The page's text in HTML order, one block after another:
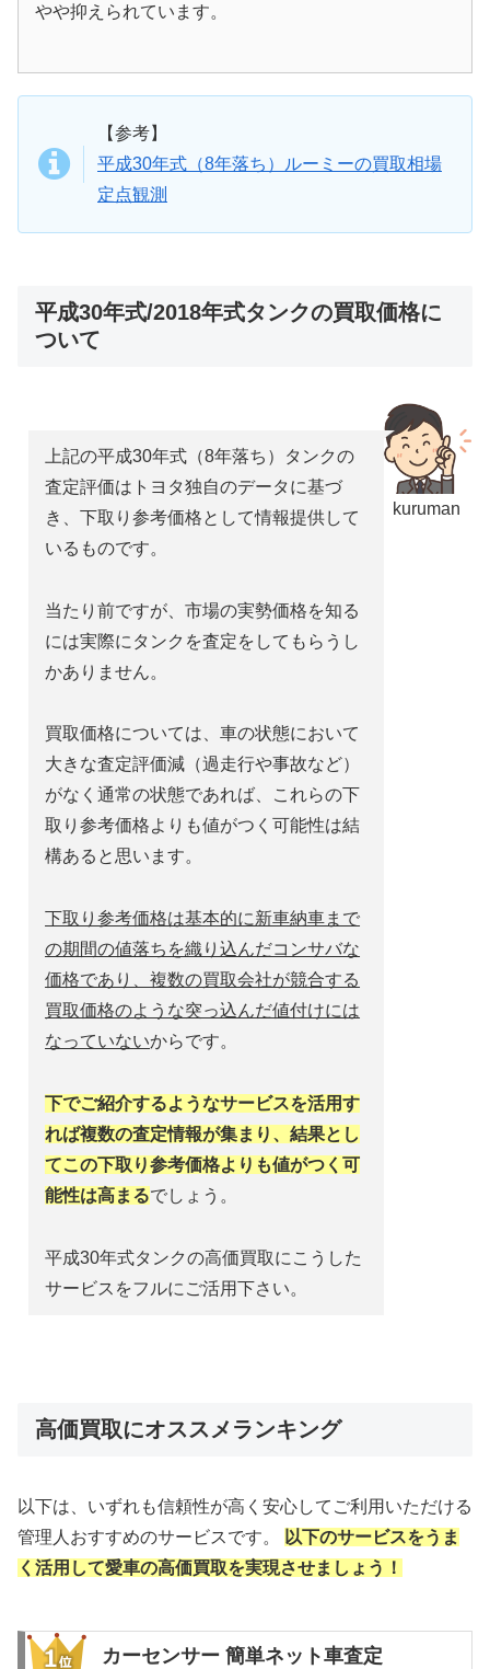
やや抑えられています。
【参考】
平成30年式（8年落ち）ルーミーの買取相場
定点観測
平成30年式/2018年式タンクの買取価格に
ついて
kuruman
上記の平成30年式（8年落ち）タンクの
査定評価はトヨタ独自のデータに基づ
き、下取り参考価格として情報提供して
いるものです。
当たり前ですが、市場の実勢価格を知る
には実際にタンクを査定をしてもらうし
かありません。
買取価格については、車の状態において
大きな査定評価減（過走行や事故など）
がなく通常の状態であれば、これらの下
取り参考価格よりも値がつく可能性は結
構あると思います。
下取り参考価格は基本的に新車納車まで
の期間の値落ちを織り込んだコンサバな
価格であり、複数の買取会社が競合する
買取価格のような突っ込んだ値付けには
なっていないからです。
下でご紹介するようなサービスを活用す
れば複数の査定情報が集まり、結果とし
てこの下取り参考価格よりも値がつく可
能性は高まるでしょう。
平成30年式タンクの高価買取にこうした
サービスをフルにご活用下さい。
高価買取にオススメランキング
以下は、いずれも信頼性が高く安心してご利用いただける
管理人おすすめのサービスです。
以下のサービスをうま
く活用して愛車の高価買取を実現させましょう！
カーセンサー 簡単ネット車査定